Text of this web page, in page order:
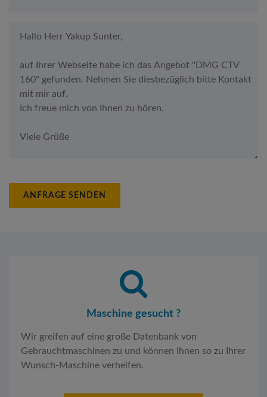
ANFRAGE SENDEN
Maschine gesucht ?
Wir greifen auf eine große Datenbank von
Gebrauchtmaschinen zu und können Ihnen so zu Ihrer
Wunsch-Maschine verhelfen.